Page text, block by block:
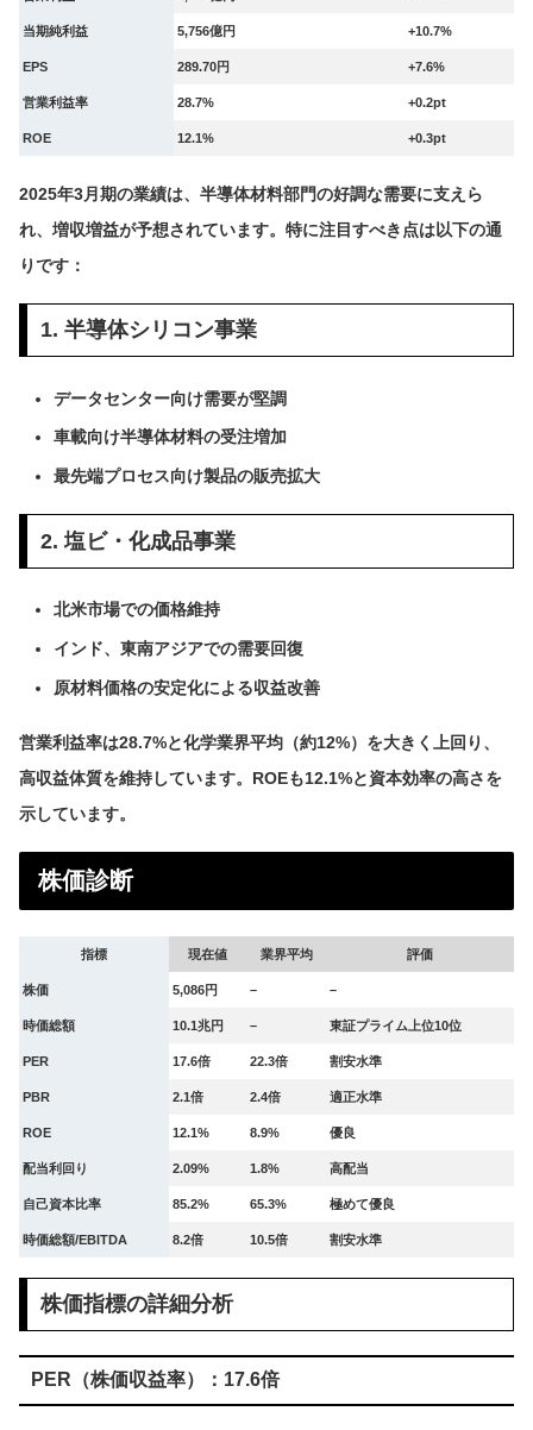
当期純利益 5,756億円 +10.7%
EPS 289.70円 +7.6%
営業利益率 28.7% +0.2pt
ROE 12.1% +0.3pt
2025年3月期の業績は、半導体材料部門の好調な需要に支えら
れ、増収増益が予想されています。特に注目すべき点は以下の通
りです：
1. 半導体シリコン事業
データセンター向け需要が堅調
車載向け半導体材料の受注増加
最先端プロセス向け製品の販売拡大
2. 塩ビ・化成品事業
北米市場での価格維持
インド、東南アジアでの需要回復
原材料価格の安定化による収益改善
営業利益率は28.7%と化学業界平均（約12%）を大きく上回り、
高収益体質を維持しています。ROEも12.1%と資本効率の高さを
示しています。
株価診断
指標 現在値 業界平均 評価
株価 5,086円 – –
時価総額 10.1兆円 – 東証プライム上位10位
PER 17.6倍 22.3倍 割安水準
PBR 2.1倍 2.4倍 適正水準
ROE 12.1% 8.9% 優良
配当利回り 2.09% 1.8% 高配当
自己資本比率 85.2% 65.3% 極めて優良
時価総額/EBITDA 8.2倍 10.5倍 割安水準
株価指標の詳細分析
PER（株価収益率）：17.6倍